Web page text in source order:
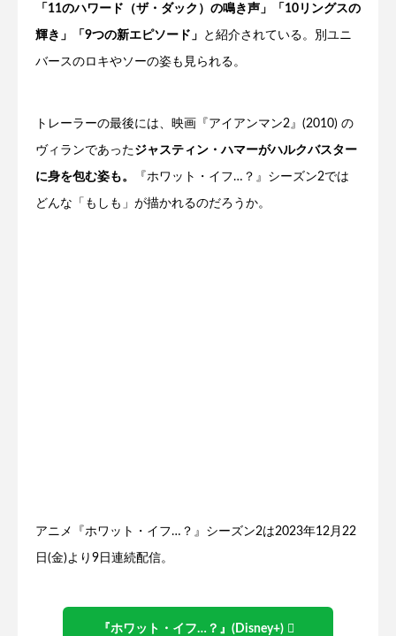
「11のハワード（ザ・ダック）の鳴き声」「10リングスの
輝き」「9つの新エピソード」 と紹介されている。別ユニ
バースのロキやソーの姿も見られる。
トレーラーの最後には、映画『アイアンマン2』(2010) の
ヴィランであったジャスティン・ハマーがハルクバスター
に身を包む姿も。 『ホワット・イフ…？』シーズン2では
どんな「もしも」が描かれるのだろうか。
アニメ『ホワット・イフ…？』シーズン2は2023年12月22
日(金)より9日連続配信。
『ホワット・イフ…？』(Disney+)